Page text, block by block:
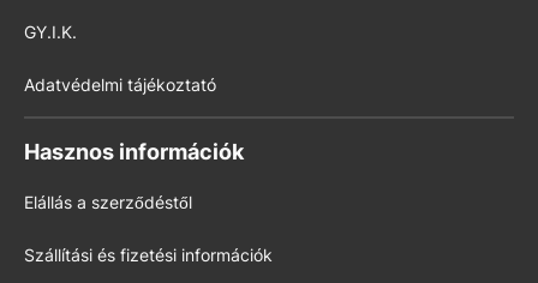
GY.I.K.
Adatvédelmi tájékoztató
Hasznos információk
Elállás a szerződéstől
Szállítási és fizetési információk